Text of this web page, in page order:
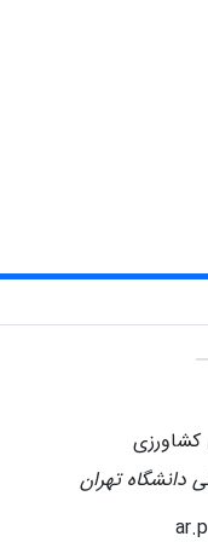
دانشگاه تهران